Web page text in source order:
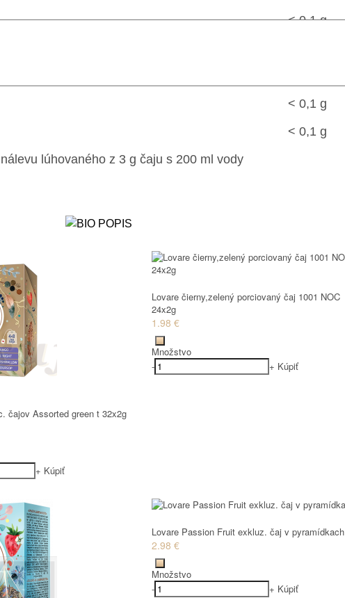
< 0,1 g
< 0,1 g
< 0,1 g
lúhovaného z 3 g čaju s 200 ml vody
čajov Assorted green t 32x2g
+ Kúpiť
Lovare čierny,zelený porciovaný čaj 1001 NOC
24x2g
1.98 €
Množstvo
-
+ Kúpiť
Lovare Passion Fruit exkluz. čaj v pyramídkach
2.98 €
Množstvo
-
+ Kúpiť